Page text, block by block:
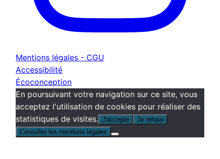
Mentions légales - CGU
Accessibilité
Écoconception
En poursuivant votre navigation sur ce site, vous
acceptez l'utilisation de cookies pour réaliser des
statistiques de visites. J'accepte
Je refuse
Consulter les mentions légales